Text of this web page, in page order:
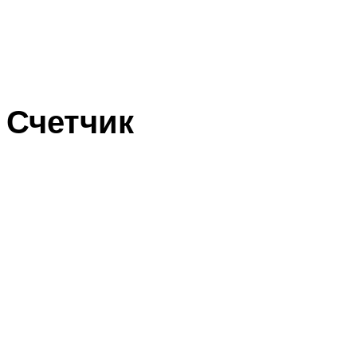
Счетчик